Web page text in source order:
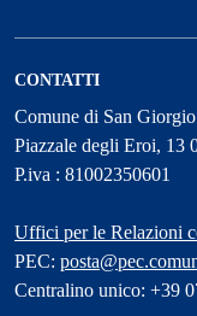
CONTATTI
Comune di San
Piazzale degli Eroi, 13
P.iva : 81002350601
Uffici per le Relazioni
PEC:
Centralino unico: +39